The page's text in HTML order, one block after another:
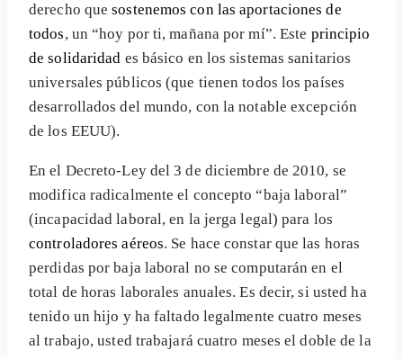
derecho quesostenemos con las aportaciones de
todos, un “hoy por ti, mañana por mí”. Este principio
de solidaridad es básico en los sistemas sanitarios
universales públicos (que tienen todos los países
desarrollados del mundo, con la notable excepción
de los EEUU).
En el Decreto-Ley del 3 de diciembre de 2010, se
modifica radicalmente el concepto “baja laboral”
(incapacidad laboral, en la jerga legal) para los
controladores aéreos. Se hace constar que las horas
perdidas por baja laboral no se computarán en el
total de horas laborales anuales. Es decir, si usted ha
tenido un hijo y ha faltado legalmente cuatro meses
al trabajo, usted trabajará cuatro meses el doble de la